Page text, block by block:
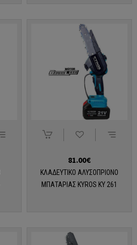
81.00€
ΚΛΑΔΕΥΤΙΚΟ ΑΛΥΣΟΠΡΙΟΝΟ
ΜΠΑΤΑΡΙΑΣ KYROS KY 261